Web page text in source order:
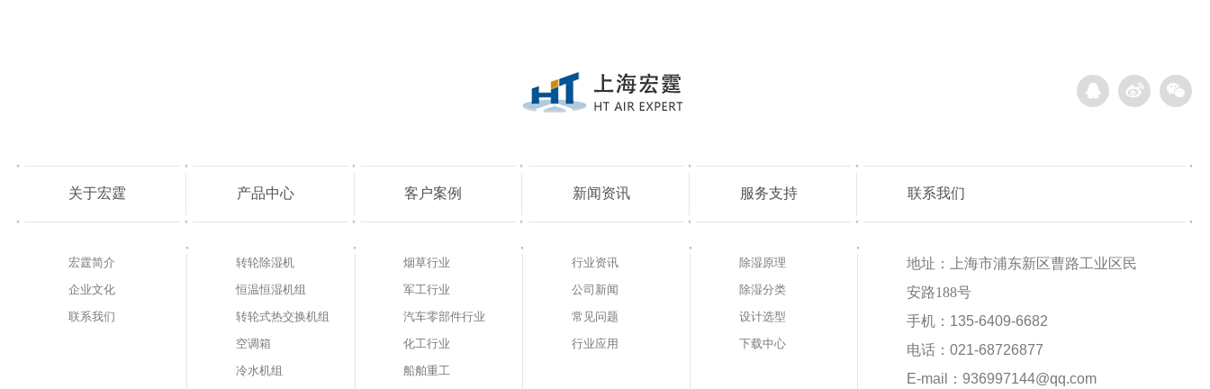
关于宏霆
宏霆简介
企业文化
联系我们
产品中心
转轮除湿机
恒温恒湿机组
转轮式热交换机组
空调箱
冷水机组
客户案例
烟草行业
军工行业
汽车零部件行业
化工行业
船舶重工
新闻资讯
行业资讯
公司新闻
常见问题
行业应用
服务支持
除湿原理
除湿分类
设计选型
下载中心
联系我们
地址：上海市浦东新区曹路工业区民
安路188号
手机：135-6409-6682
电话：021-68726877
E-mail：936997144@qq.com